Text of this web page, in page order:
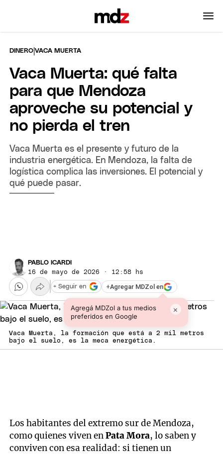
DINERO |VACA MUERTA
Vaca Muerta: qué falta
para que Mendoza
aproveche su potencial y
no pierda el tren
Vaca Muerta es el presente y futuro de la
industria energética. En Mendoza, la falta de
logística complica las inversiones. El potencial y
qué puede pasar.
PABLO ICARDI
16 de mayo de 2026 · 12:58 hs
+Agregar MDZol en
Agregá MDZol a tus medios
preferidos en Google
×
+ Seguir en
Vaca Muerta, la formación que está a 2 mil metros
bajo el suelo, es la meca energética.
Los habitantes del extremo sur de Mendoza,
como quienes viven enPata Mora, lo saben y
conviven con esa realidad: si tienen un